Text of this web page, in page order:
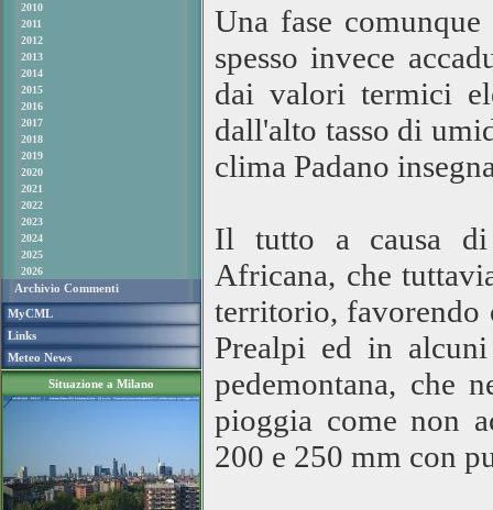
2010
2011
2012
2013
2014
2015
2016
2017
2018
2019
2020
2021
2022
2023
2024
2025
2026
Archivio Commenti
MyCML
Links
Meteo News
Situazione a Milano
Una fase
spesso invece
dai valori termici
dall'alto tasso di
clima Padano
Il tutto a causa di
Africana, che
territorio,
Prealpi ed in
pedemontana, che
pioggia come non
200 e 250 mm con